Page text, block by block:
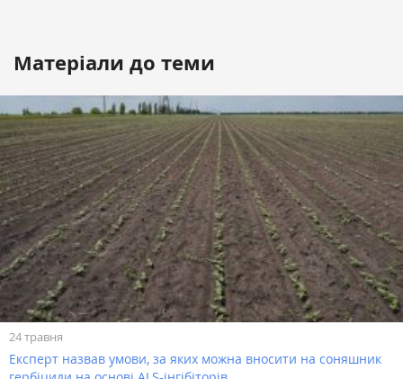
Матеріали до теми
24 травня
Експерт назвав умови, за яких можна вносити на соняшник